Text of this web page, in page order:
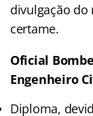
divulgação
certame.
Oficial
Engenheiro
Diploma,